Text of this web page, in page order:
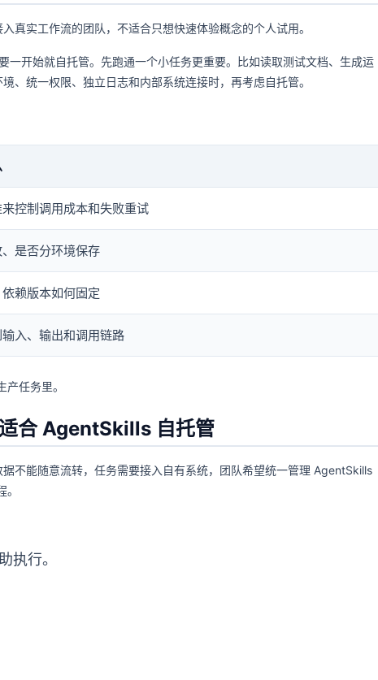
真实工作流的团队，不适合只想快速体验概念的个人试用。
开始就自托管。先跑通一个小任务更重要。比如读取测试文档、生成运
、统一权限、独立日志和内部系统连接时，再考虑自托管。
控制调用成本和失败重试
是否分环境保存
赖版本如何固定
入、输出和调用链路
任务里。
合 AgentSkills 自托管
不能随意流转，任务需要接入自有系统，团队希望统一管理 AgentSkills
执行。